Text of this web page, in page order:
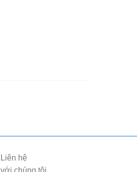
Liên hệ
với chúng tôi